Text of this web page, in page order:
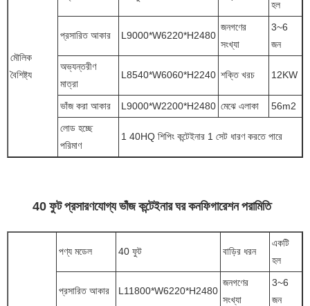
মৌলিক
বৈশিষ্ট্য
হল
প্রসারিত আকার L9000*W6220*H2480
জনগণের
সংখ্যা
3~6
জন
অভ্যন্তরীণ
মাত্রা
L8540*W6060*H2240 শক্তি খরচ 12KW
ভাঁজ করা আকার L9000*W2200*H2480 মেঝে এলাকা
56m2
লোড হচ্ছে
পরিমাণ
1 40HQ শিপিং কন্টেইনার 1 সেট ধারণ করতে পারে
40 ফুট প্রসারণযোগ্য ভাঁজ কন্টেইনার ঘর কনফিগারেশন পরামিতি
পণ্য মডেল 40 ফুট বাড়ির ধরন
একটি
হল
প্রসারিত আকার L11800*W6220*H2480
জনগণের
সংখ্যা
3~6
জন